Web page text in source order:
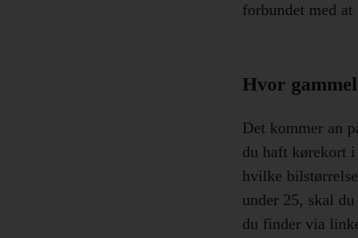
forbundet med
Hvor
Det kommer an
du haft kørekort
hvilke
under 25, skal
du finder via